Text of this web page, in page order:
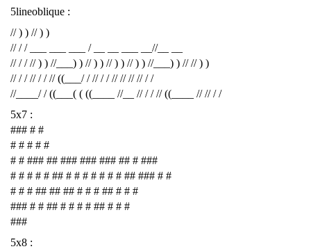
5lineoblique :
// ) ) // ) )
// / / ___ ___ ___ / __ __ ___ __//__ __
// / / // ) ) //___) ) // ) ) // ) ) // ) ) //___) ) // // ) )
// / / // / / // ((___/ / // / / // // // // / /
//____/ / ((___( ( ((____ //__ // / / // ((____ // // / /
5x7 :
### # #
# # # # #
# # ### ## ### ### ### ## # ###
# # # # # ## # # # # # # # ## ### # #
# # # ## ## ## # # # ## # # #
### # # ## # # # # ## # # #
###
5x8 :